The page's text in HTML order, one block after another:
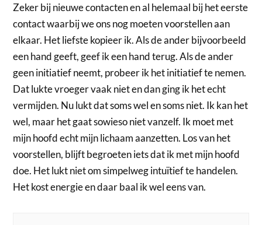
Zeker bij nieuwe contacten en al helemaal bij het eerste
contact waarbij we ons nog moeten voorstellen aan
elkaar. Het liefste kopieer ik. Als de ander bijvoorbeeld
een hand geeft, geef ik een hand terug. Als de ander
geen initiatief neemt, probeer ik het initiatief te nemen.
Dat lukte vroeger vaak niet en dan ging ik het echt
vermijden. Nu lukt dat soms wel en soms niet. Ik kan het
wel, maar het gaat sowieso niet vanzelf. Ik moet met
mijn hoofd echt mijn lichaam aanzetten. Los van het
voorstellen, blijft begroeten iets dat ik met mijn hoofd
doe. Het lukt niet om simpelweg intuïtief te handelen.
Het kost energie en daar baal ik wel eens van.